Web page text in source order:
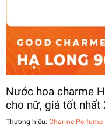
Nước hoa charme
cho nữ, giá tốt nhất
Thương hiệu: Charme Perfume